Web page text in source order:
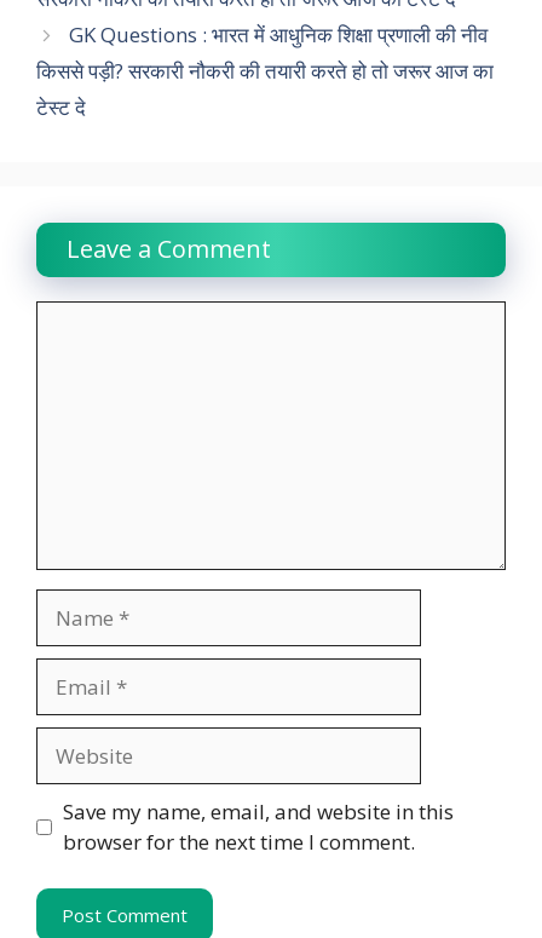
o
o
k
A
p
e
r
d
I
r
a
i
n
GK Questions : भारत में आधुनिक शिक्षा प्रणाली की नीव
किससे पड़ी? सरकारी नौकरी की तयारी करते हो तो जरूर आज का
टेस्ट दे
Leave a Comment
Save my name, email, and website in this
browser for the next time I comment.